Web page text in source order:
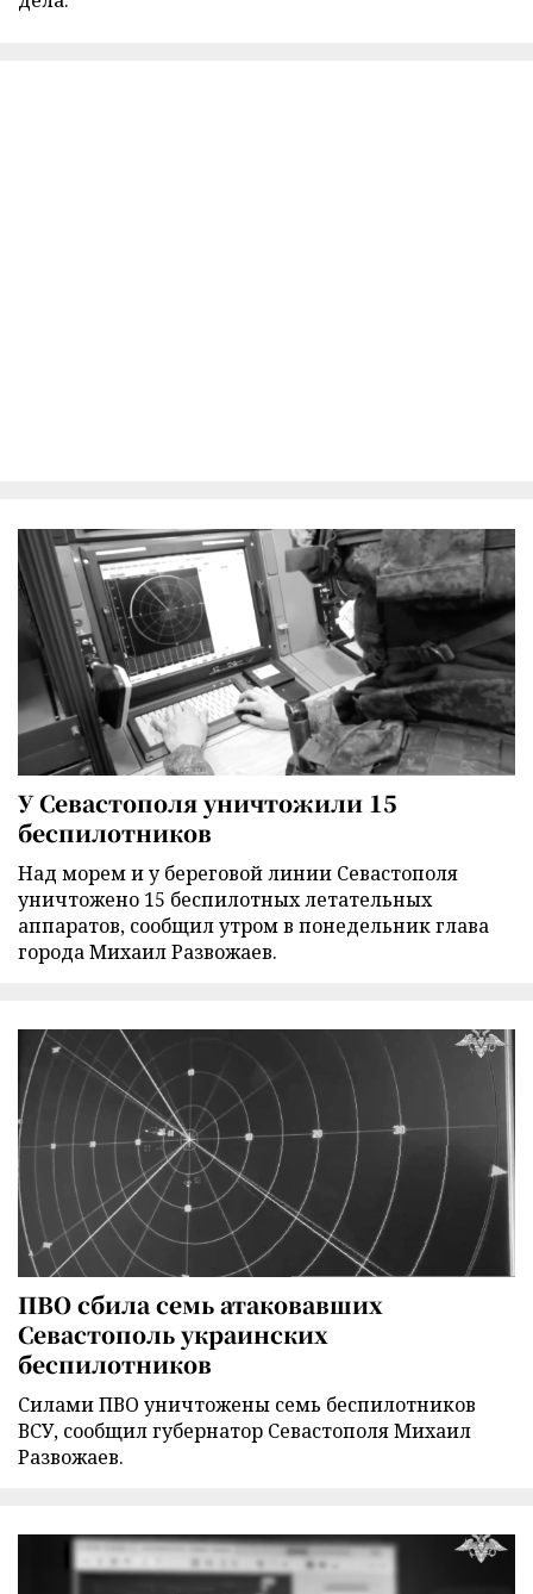
У Севастополя уничтожили 15
беспилотников
Над морем и у береговой линии Севастополя
уничтожено 15 беспилотных летательных
аппаратов, сообщил утром в понедельник глава
города Михаил Развожаев.
ПВО сбила семь атаковавших
Севастополь украинских
беспилотников
Силами ПВО уничтожены семь беспилотников
ВСУ, сообщил губернатор Севастополя Михаил
Развожаев.